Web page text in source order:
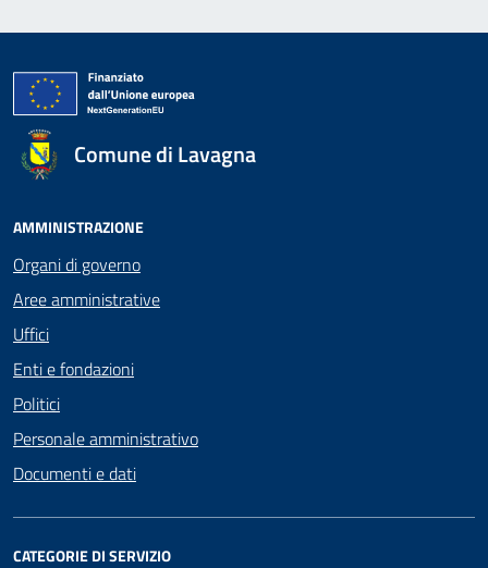
Comune di Lavagna
AMMINISTRAZIONE
Organi di governo
Aree amministrative
Uffici
Enti e fondazioni
Politici
Personale amministrativo
Documenti e dati
CATEGORIE DI SERVIZIO